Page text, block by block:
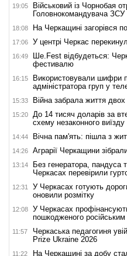
19:05
Військовий із Чорнобая
Головнокомандувача ЗСУ
18:08 На Черкащині загорівся
17:06 У центрі Черкас
16:49
Ше.Fest відбудеться:
фестивалю
16:15
Використовували шифри
адміністратора груп у
15:33 Війна забрала життя двох
15:20
До 14 тисяч доларів за
схему незаконного виїзду
14:44 Вічна пам'ять: пішла з
14:26 Аграрії Черкащини
13:14
Без генератора, пандуса
Черкасах перевірили
12:31
У Черкасах готують
оновили розмітку
12:08
У Черкасах
пошкодженого російським
11:57
Черкаська педагогиня
Prize Ukraine 2026
11:22 На Черкащині за добу